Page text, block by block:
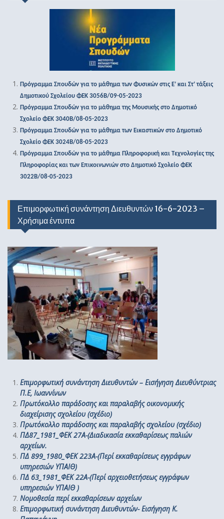
Πρόγραμμα Σπουδών για το μάθημα των Φυσικών στις Ε’ και Στ’ τάξεις
Δημοτικού Σχολείου ΦΕΚ 3056Β/09-05-2023
Πρόγραμμα Σπουδών για το μάθημα της Μουσικής στο Δημοτικό
Σχολείο ΦΕΚ 3040Β/08-05-2023
Πρόγραμμα Σπουδών για το μάθημα των Εικαστικών στο Δημοτικό
Σχολείο ΦΕΚ 3024Β/08-05-2023
Πρόγραμμα Σπουδών για το μάθημα Πληροφορική και Τεχνολογίες της
Πληροφορίας και των Επικοινωνιών στο Δημοτικό Σχολείο ΦΕΚ
3022Β/08-05-2023
Επιμορφωτική συνάντηση Διευθυντών 16-6-2023 –
Χρήσιμα έντυπα
Επιμορφωτική συνάντηση Διευθυντών – Εισήγηση Διευθύντριας
Π.Ε, Ιωαννίνων
Πρωτόκολλο παράδοσης και παραλαβής οικονομικής
διαχείρισης σχολείου (σχέδιο)
Πρωτόκολλο παράδοσης και παραλαβής σχολείου (σχέδιο)
ΠΔ87_1981_ΦΕΚ 27Α-(Διαδικασία εκκαθαρίσεως παλιών
αρχείων.
ΠΔ 899_1980_ΦΕΚ 223Α-(Περί εκκαθαρίσεως εγγράφων
υπηρεσιών ΥΠΑΙΘ)
ΠΔ 63_1981_ΦΕΚ 22Α-(Περί αρχειοθετήσεως εγγράφων
υπηρεσιών ΥΠΑΙΘ )
Νομοθεσία περί εκκαθαρίσεων αρχείων
Επιμορφωτική συνάντηση Διευθυντών- Εισήγηση Κ.